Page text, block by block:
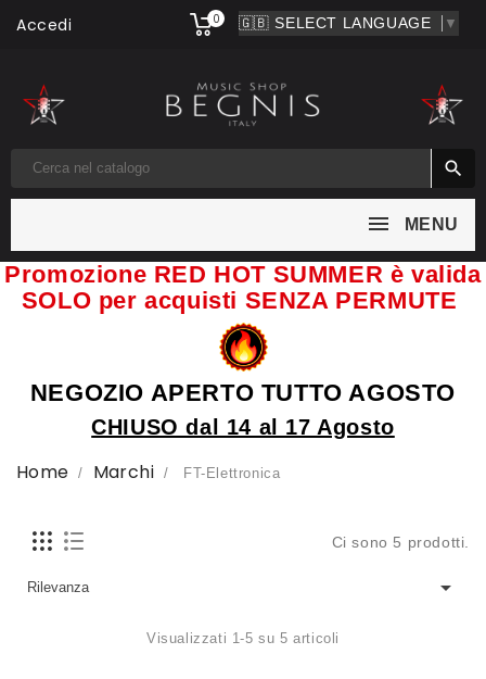
▼
Accedi 0

MENU
Promozione RED HOT SUMMER è valida
SOLO per acquisti SENZA PERMUTE
NEGOZIO APERTO TUTTO AGOSTO
CHIUSO dal 14 al 17 Agosto
Home Marchi FT-Elettronica
Ci sono 5 prodotti.
Rilevanza 
Visualizzati 1-5 su 5 articoli